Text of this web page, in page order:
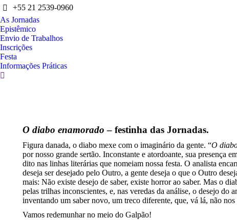
+55 21 2539-0960
As Jornadas
Epistêmico
Envio de Trabalhos
Inscrições
Festa
Informações Práticas
Search:
O diabo enamorado – festinha das Jornadas.
Figura danada, o diabo mexe com o imaginário da gente. “O
por nosso grande sertão. Inconstante e atordoante, sua presença
dito nas linhas literárias que nomeiam nossa festa. O analista
deseja ser desejado pelo Outro, a gente deseja o que o Outro
mais: Não existe desejo de saber, existe horror ao saber. Mas o
pelas trilhas inconscientes, e, nas veredas da análise, o desejo do
inventando um saber novo, um treco diferente, que, vá lá, não
Vamos redemunhar no meio do Galpão!